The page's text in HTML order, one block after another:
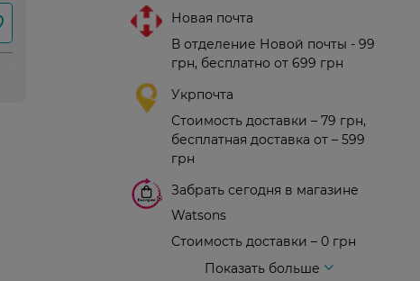
Новая почта
В отделение Новой почты - 99
грн, бесплатно от 699 грн
Укрпочта
Стоимость доставки – 79 грн,
бесплатная доставка от – 599
грн
Забрать сегодня в магазине
Watsons
Стоимость доставки – 0 грн
Показать больше